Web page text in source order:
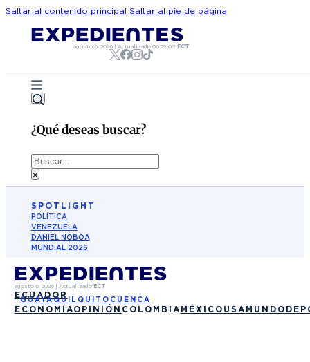
Saltar al contenido principal Saltar al pie de página
agosto 6, 2026 |Actualizado06:29:03 ECT
¿Qué deseas buscar?
Buscar
×
SPOTLIGHT
POLÍTICA
VENEZUELA
DANIEL NOBOA
MUNDIAL 2026
agosto 6, 2026| Actualizado ECT
ECUADOR
GUAYAQUIL QUITO CUENCA
ECONOMÍAOPINIÓN COLOMBIA MÉXICO USA MUNDO